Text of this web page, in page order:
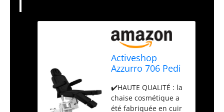
Activeshop
Azzurro 706 Pedi
massage en cuir
synthétique de
✔️HAUTE QUALITÉ : la
chaise cosmétique a
été fabriquée en cuir